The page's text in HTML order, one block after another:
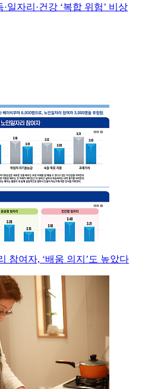
일자리·건강 ‘복합 위험’ 비상
참여자, ‘배움 의지’도 높았다